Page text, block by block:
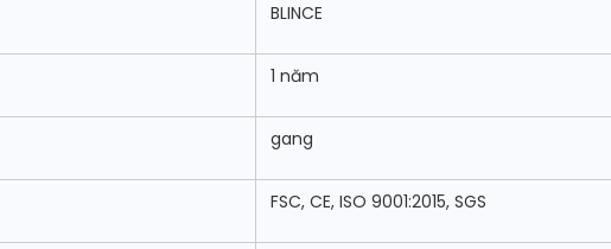
BLINCE
1 năm
gang
FSC, CE, ISO 9001:2015, SGS